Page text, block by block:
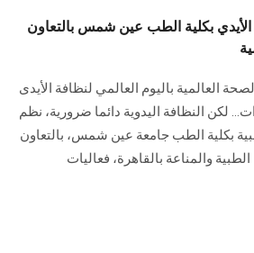
الزائـرون
سجل الان
الأيدي بكلية الطب عين شمس بالتعاون
العالمية باليوم العالمي لنظافة الأيدى
لكن النظافة اليدوية دائما ضرورية، نظم
بكلية الطب جامعة عين شمس، بالتعاون
والمناعة بالقاهرة، فعاليات